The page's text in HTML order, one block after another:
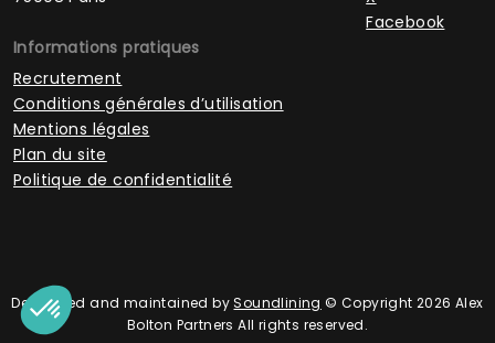
Facebook
Informations pratiques
Recrutement
Conditions générales d’utilisation
Mentions légales
Plan du site
Politique de confidentialité
Developed and maintained bySoundlining © Copyright 2026 Alex
Bolton Partners All rights reserved.